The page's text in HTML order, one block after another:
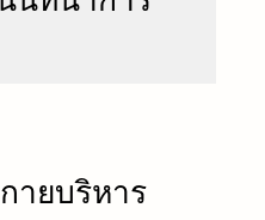
กายบริหาร